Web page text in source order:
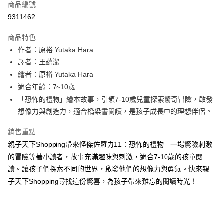
LINE Pay
大哥付你分期
相關說明
【大哥付你分期使用說明】
1.本服務由台灣大哥大提供，台灣大哥大用戶可立即使用無須另外申請。
2.付款方式選擇「大哥付你分期」，訂單成立後會自動跳轉到大哥付的交易
流程，驗證手機門號後，選擇欲分期的期數、繳款截止日，確認付款後即完
3.實際核准額度、可分期數及費用金額請依後續交易確認頁面所載為準。
消。如遇「轉專審核」未通過狀況，表示未達大哥付你分期系統評分，恕無
法說明評估內容。
1.分期款項不併入電信帳單，「大哥付你分期」於每月結算日後寄送繳費提
醒簡訊。
2.透過簡訊連結打開帳單後，可選擇「超商條碼／台灣大直營門市／銀行轉
帳／街口支付／iPASS MONEY」等通路繳費。
AFTEE先享後付
相關說明
【關於「AFTEE先享後付」】
AFTEE先享後付是「在收到商品之後才付款」的支付方式。 讓您購物簡單
１．簡單：不需註冊會員、不需綁卡、不需儲值。
２．便利：只要手機號碼，簡訊認證，即可結帳。
３．安心：先確認商品／服務後，再付款。
１．於結帳方式選擇「AFTEE先享後付」後，將跳轉至「AFTEE先享後付」
結帳頁面，進行簡訊認證並確認金額後，即可完成結帳。
ATM付款
運送方式
付款後全家取貨
每筆NT$70，滿NT$800(含以上)免運費
付款後7-11取貨
商品編號
9311462
商品特色
作者：原裕 Yutaka Hara
譯者：王蘊潔
繪者：原裕 Yutaka Hara
適合年齡：7~10歲
「恐怖的禮物」繪本故事，引領7-10歲兒童探索驚奇冒險，啟發
想像力與創造力，適合橋梁書閱讀，是孩子成長中的理想伴侶。
銷售重點
親子天下Shopping帶來怪傑佐羅力11：恐怖的禮物！一場驚險刺激
的冒險等著小讀者，故事充滿趣味與刺激，適合7-10歲的孩童閱
讀。讓孩子們探索不同的世界，啟發他們的想像力與勇氣。快來親
子天下Shopping尋找這份驚喜，為孩子帶來難忘的閱讀時光！